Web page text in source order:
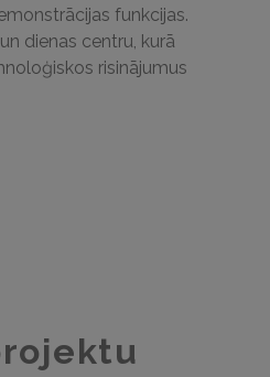
funkcijas.
dienas centru, kurā
risinājumus